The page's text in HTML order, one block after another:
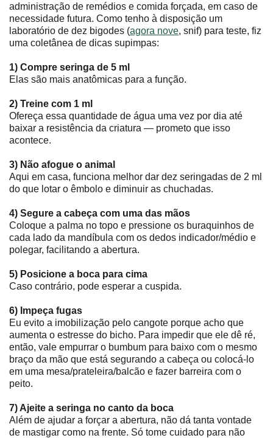
administração de remédios e comida forçada, em caso de
necessidade futura. Como tenho à disposição um
laboratório de dez bigodes (agora nove, snif) para teste, fiz
uma coletânea de dicas supimpas:
1) Compre seringa de 5 ml
Elas são mais anatômicas para a função.
2) Treine com 1 ml
Ofereça essa quantidade de água uma vez por dia até
baixar a resistência da criatura ― prometo que isso
acontece.
3) Não afogue o animal
Aqui em casa, funciona melhor dar dez seringadas de 2 ml
do que lotar o êmbolo e diminuir as chuchadas.
4) Segure a cabeça com uma das mãos
Coloque a palma no topo e pressione os buraquinhos de
cada lado da mandíbula com os dedos indicador/médio e
polegar, facilitando a abertura.
5) Posicione a boca para cima
Caso contrário, pode esperar a cuspida.
6) Impeça fugas
Eu evito a imobilização pelo cangote porque acho que
aumenta o estresse do bicho. Para impedir que ele dê ré,
então, vale empurrar o bumbum para baixo com o mesmo
braço da mão que está segurando a cabeça ou colocá-lo
em uma mesa/prateleira/balcão e fazer barreira com o
peito.
7) Ajeite a seringa no canto da boca
Além de ajudar a forçar a abertura, não dá tanta vontade
de mastigar como na frente. Só tome cuidado para não